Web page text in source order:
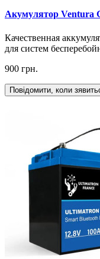
Акумулятор Ventura
Качественная
для систем
900 грн.
Повідомити, коли